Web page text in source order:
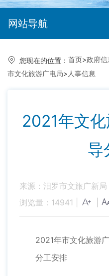
网站导航
您现在的位置： 首页>政府
市文化旅游广电局> 人事信息
2021年文
导
来源：汨罗市文旅广新局
浏览量： 14941
2021年市文化旅游
分工安排